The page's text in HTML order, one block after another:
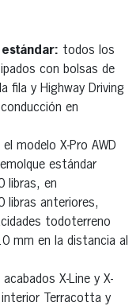
todos los
con bolsas de
fila y Highway Driving
en
el modelo X-Pro AWD
estándar
libras, en
libras anteriores,
todoterreno
mm en la distancia al
X-Line y X-
Terracotta y